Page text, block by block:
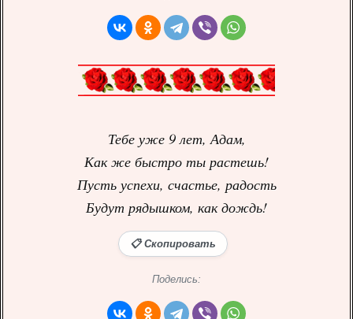
Тебе уже 9 лет, Адам,
Как же быстро ты растешь!
Пусть успехи, счастье, радость
Будут рядышком, как дождь!
📋 Скопировать
Поделись: